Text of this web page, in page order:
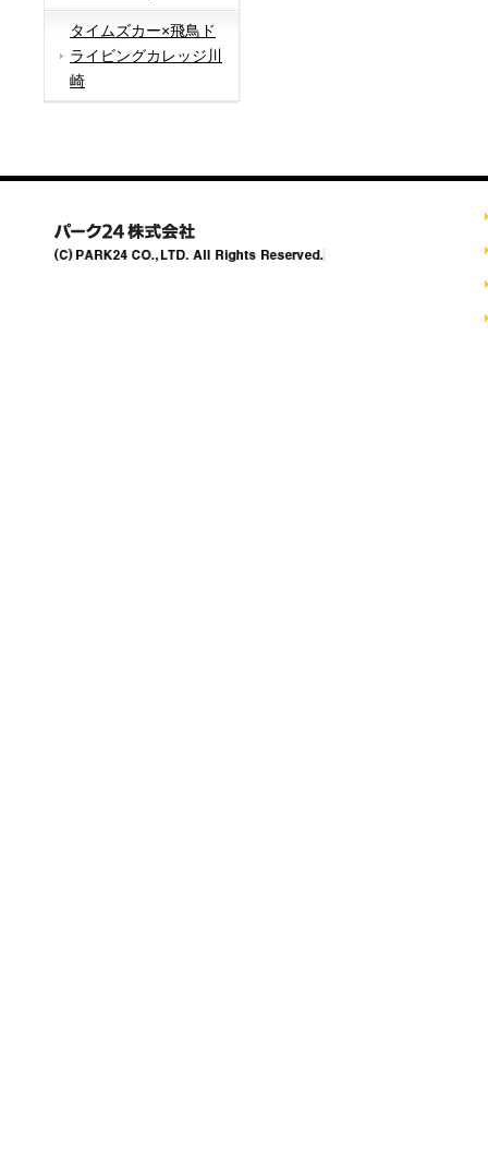
タイムズカー×飛鳥ド
ライビングカレッジ川
崎